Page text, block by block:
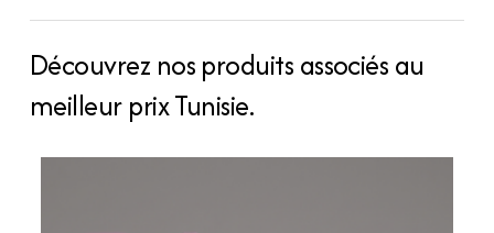
Découvrez nos produits associés au
meilleur prix Tunisie.